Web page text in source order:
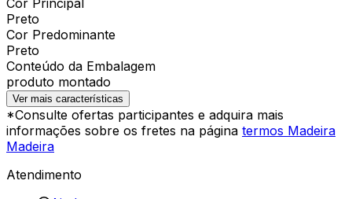
Preto
Cor Predominante
Preto
Conteúdo da Embalagem
produto montado
Ver mais características
*Consulte ofertas participantes e adquira mais
informações sobre os fretes na página termos Madeira
Madeira
Atendimento